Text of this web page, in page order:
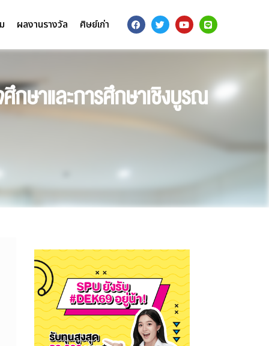
ผลงานรางวัล ศิษย์เก่า
กษาและการศึกษาเชิงบูรณ